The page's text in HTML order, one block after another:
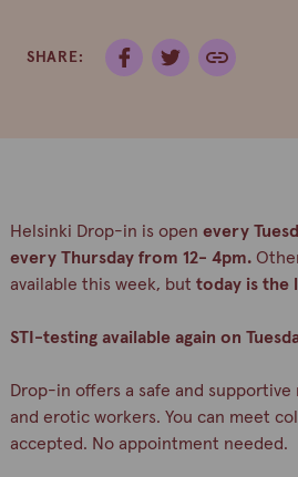
SHARE:
Helsinki Drop-in is open every
every Thursday from 12- 4pm.
available this week, but today is the
STI-testing available again on
Drop-in offers a safe and
and erotic workers. You can meet
accepted. No appointment needed.